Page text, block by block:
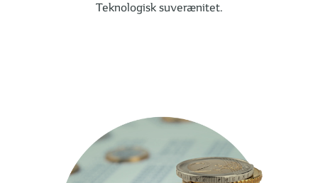
Teknologisk suverænitet.